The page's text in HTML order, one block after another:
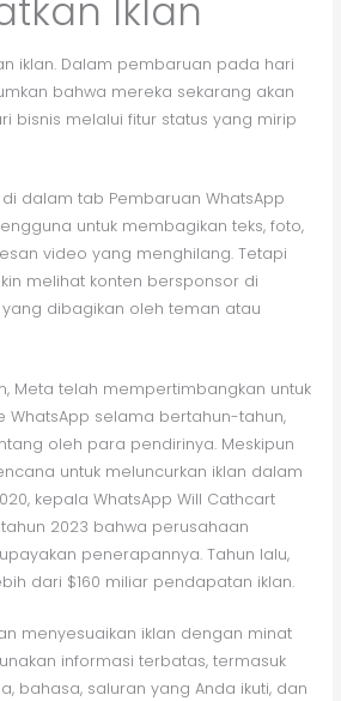
Iklan
iklan. Dalam pembaruan pada hari
bahwa mereka sekarang akan
bisnis melalui fitur status yang mirip
dalam tab Pembaruan WhatsApp
untuk membagikan teks, foto,
video yang menghilang. Tetapi
melihat konten bersponsor di
dibagikan oleh teman atau
Meta telah mempertimbangkan untuk
WhatsApp selama bertahun-tahun,
oleh para pendirinya. Meskipun
untuk meluncurkan iklan dalam
kepala WhatsApp Will Cathcart
2023 bahwa perusahaan
penerapannya. Tahun lalu,
dari $160 miliar pendapatan iklan.
menyesuaikan iklan dengan minat
informasi terbatas, termasuk
bahasa, saluran yang Anda ikuti, dan